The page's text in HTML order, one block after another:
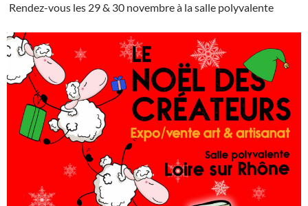
Rendez-vous les 29 & 30 novembre à la salle polyvalente